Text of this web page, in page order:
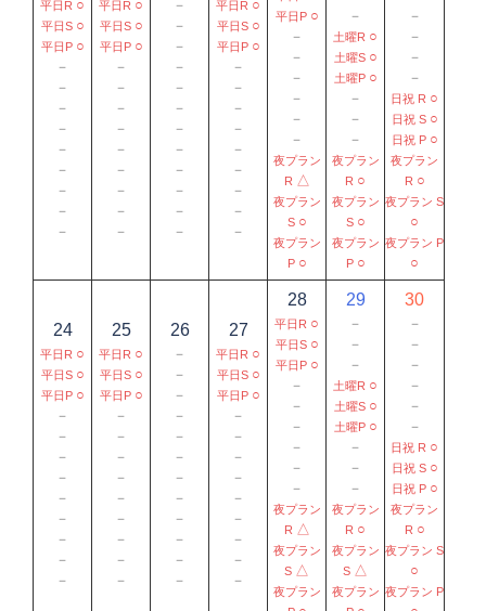
平日R ○
平日S ○
平日P ○
－
－
－
－
－
－
－
－
－
平日R ○
平日S ○
平日P ○
－
－
－
－
－
－
－
－
－
－
－
－
－
－
－
－
－
－
－
－
－
平日R ○
平日S ○
平日P ○
－
－
－
－
－
－
－
－
－
平日P ○
－
－
－
－
－
－
夜プラン
R △
夜プラン
S ○
夜プラン
P ○
－
土曜R ○
土曜S ○
土曜P ○
－
－
－
夜プラン
R ○
夜プラン
S ○
夜プラン
P ○
－
－
－
－
日祝 R ○
日祝 S ○
日祝 P ○
夜プラン
R ○
夜プラン S
○
夜プラン P
○
24
平日R ○
平日S ○
平日P ○
－
－
－
－
－
－
－
－
－
25
平日R ○
平日S ○
平日P ○
－
－
－
－
－
－
－
－
－
26
－
－
－
－
－
－
－
－
－
－
－
－
27
平日R ○
平日S ○
平日P ○
－
－
－
－
－
－
－
－
－
28
平日R ○
平日S ○
平日P ○
－
－
－
－
－
－
夜プラン
R △
夜プラン
S △
夜プラン
29
－
－
－
土曜R ○
土曜S ○
土曜P ○
－
－
－
夜プラン
R ○
夜プラン
S △
夜プラン
30
－
－
－
－
－
－
日祝 R ○
日祝 S ○
日祝 P ○
夜プラン
R ○
夜プラン S
○
夜プラン P